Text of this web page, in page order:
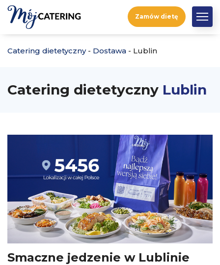
Zamów dietę
Catering dietetyczny- Dostawa - Lublin
Catering dietetyczny Lublin
Smaczne jedzenie w Lublinie